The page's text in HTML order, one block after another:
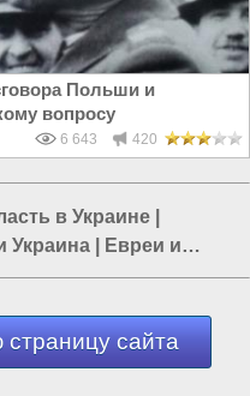
Польши и
вопросу
6 643 420
в Украине
Украина
Евреи и
сайта